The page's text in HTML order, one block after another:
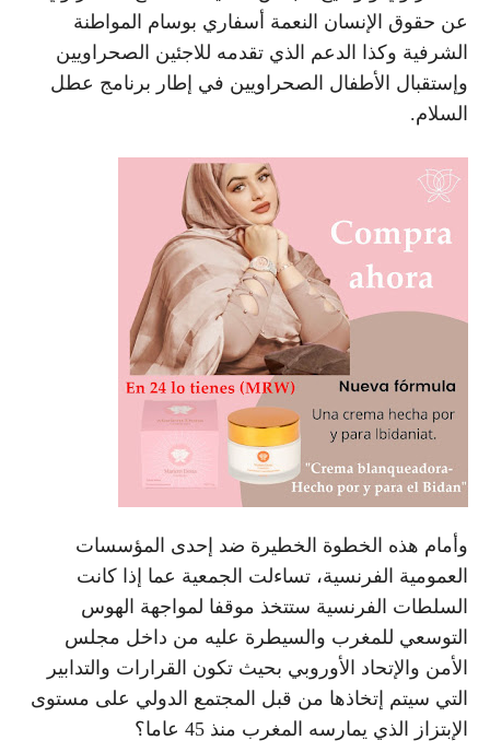
عن حقوق الإنسان النعمة أسفاري بوسام المواطنة
الشرفية وكذا الدعم الذي تقدمه للاجئين الصحراويين
وإستقبال الأطفال الصحراويين في إطار برنامج عطل
السلام.
وأمام هذه الخطوة الخطيرة ضد إحدى المؤسسات
العمومية الفرنسية، تساءلت الجمعية عما إذا كانت
السلطات الفرنسية ستتخذ موقفا لمواجهة الهوس
التوسعي للمغرب والسيطرة عليه من داخل مجلس
الأمن والإتحاد الأوروبي بحيث تكون القرارات والتدابير
التي سيتم إتخاذها من قبل المجتمع الدولي على مستوى
الإبتزاز الذي يمارسه المغرب منذ 45 عاما؟